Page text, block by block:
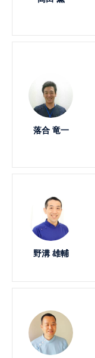
落合 竜一
野溝 雄輔